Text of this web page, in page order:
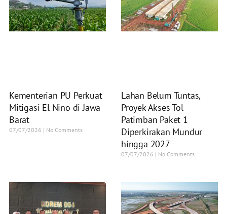
Kementerian PU Perkuat
Mitigasi El Nino di Jawa
Barat
07/07/2026 No Comments
Lahan Belum Tuntas,
Proyek Akses Tol
Patimban Paket 1
Diperkirakan Mundur
hingga 2027
07/07/2026 No Comments